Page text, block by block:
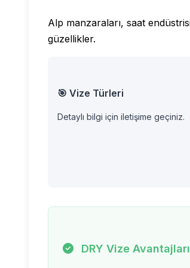
Alp manzaraları, saat
güzellikler.
🎯 Vize Türleri
Detaylı bilgi için iletişime geçiniz.
DRY Vize Avantajları